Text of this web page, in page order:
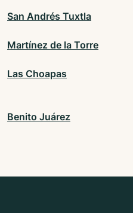
San Andrés Tuxtla
Martínez de la Torre
Las Choapas
Benito Juárez